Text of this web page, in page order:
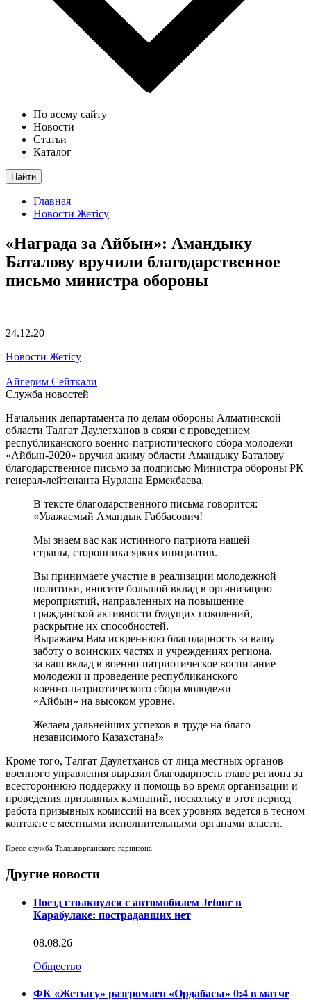
По всему сайту
Новости
Статьи
Каталог
Найти
Главная
Новости Жетісу
«Награда за Айбын»: Амандыку
Баталову вручили благодарственное
письмо министра обороны
24.12.20
Новости Жетісу
Айгерим Сейткали
Служба новостей
Начальник департамента по делам обороны Алматинской
области Талгат Даулетханов в связи с проведением
республиканского военно-патриотического сбора молодежи
«Айбын-2020» вручил акиму области Амандыку Баталову
благодарственное письмо за подписью Министра обороны РК
генерал-лейтенанта Нурлана Ермекбаева.
В тексте благодарственного письма говорится:
«Уважаемый Амандык Габбасович!
Мы знаем вас как истинного патриота нашей
страны, сторонника ярких инициатив.
Вы принимаете участие в реализации молодежной
политики, вносите большой вклад в организацию
мероприятий, направленных на повышение
гражданской активности будущих поколений,
раскрытие их способностей.
Выражаем Вам искреннюю благодарность за вашу
заботу о воинских частях и учреждениях региона,
за ваш вклад в военно-патриотическое воспитание
молодежи и проведение республиканского
военно-патриотического сбора молодежи
«Айбын» на высоком уровне.
Желаем дальнейших успехов в труде на благо
независимого Казахстана!»
Кроме того, Талгат Даулетханов от лица местных органов
военного управления выразил благодарность главе региона за
всестороннюю поддержку и помощь во время организации и
проведения призывных кампаний, поскольку в этот период
работа призывных комиссий на всех уровнях ведется в тесном
контакте с местными исполнительными органами власти.
Пресс-служба Талдыкорганского гарнизона
Другие новости
Поезд столкнулся с автомобилем Jetour в
Карабулаке: пострадавших нет
08.08.26
Общество
ФК «Жетысу» разгромлен «Ордабасы» 0:4 в матче